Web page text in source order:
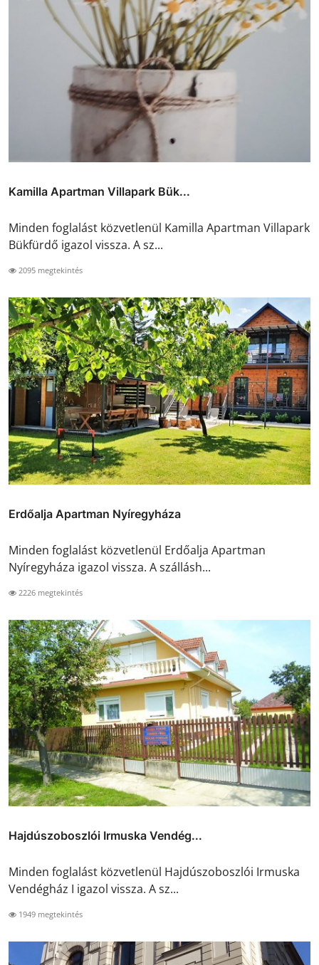
Kamilla Apartman Villapark Bük...
Minden foglalást közvetlenül Kamilla Apartman Villapark
Bükfürdő igazol vissza. A sz...
2095 megtekintés
Erdőalja Apartman Nyíregyháza
Minden foglalást közvetlenül Erdőalja Apartman
Nyíregyháza igazol vissza. A szállásh...
2226 megtekintés
Hajdúszoboszlói Irmuska Vendég...
Minden foglalást közvetlenül Hajdúszoboszlói Irmuska
Vendégház I igazol vissza. A sz...
1949 megtekintés